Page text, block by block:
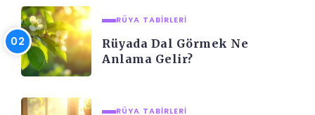
RÜYA TABIRLERI
Rüyada Dal Görmek Ne
Anlama Gelir?
RÜYA TABIRLERI